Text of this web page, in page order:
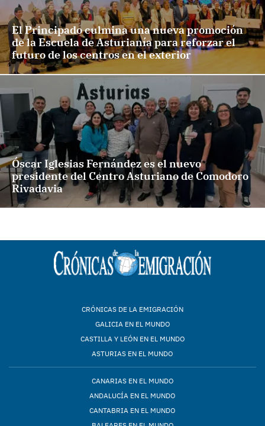
El Principado culmina una nueva promoción
de la Escuela de Asturianía para reforzar el
futuro de los centros en el exterior
Óscar Iglesias Fernández es el nuevo
presidente del Centro Asturiano de Comodoro
Rivadavia
CRÓNICAS DE LA EMIGRACIÓN
GALICIA EN EL MUNDO
CASTILLA Y LEÓN EN EL MUNDO
ASTURIAS EN EL MUNDO
CANARIAS EN EL MUNDO
ANDALUCÍA EN EL MUNDO
CANTABRIA EN EL MUNDO